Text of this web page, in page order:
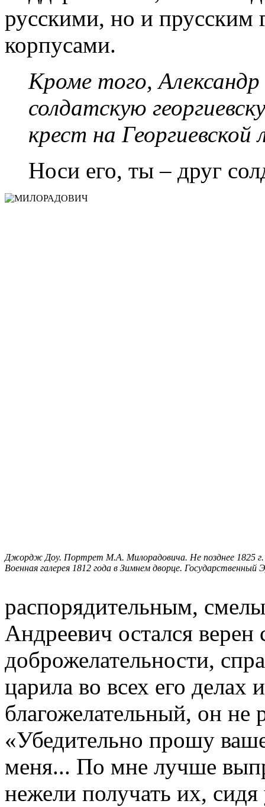
русскими, но и прусским
корпусами.
Кроме того,
солдатскую
крест на Георгиевской
Носи его, ты – друг
Джордж Доу. Портрет М.А. Милорадовича. Не позднее 1825 г.
Военная галерея 1812 года в Зимнем дворце.
распорядительным,
Андреевич остался
доброжелательности,
царила во всех его
благожелательный, он не
«Убедительно прошу
меня... По мне лучше
нежели получать их,